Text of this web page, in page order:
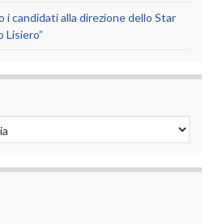
i candidati alla direzione dello Star
Lisiero”